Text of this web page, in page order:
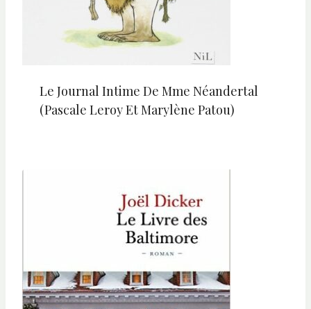
Le Journal Intime De Mme Néandertal
(Pascale Leroy Et Marylène Patou)